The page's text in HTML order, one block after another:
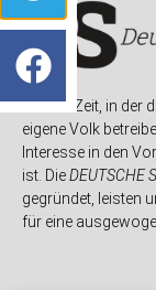
In einer Zeit, in der
eigene Volk
Interesse in den
ist. DieDEUTSCHE
gegründet, leisten
für eine